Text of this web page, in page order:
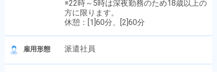
※22時～5時は深夜勤務のため18歳以上の
方に限ります。
休憩：[1]60分、[2]60分
雇用形態 派遣社員